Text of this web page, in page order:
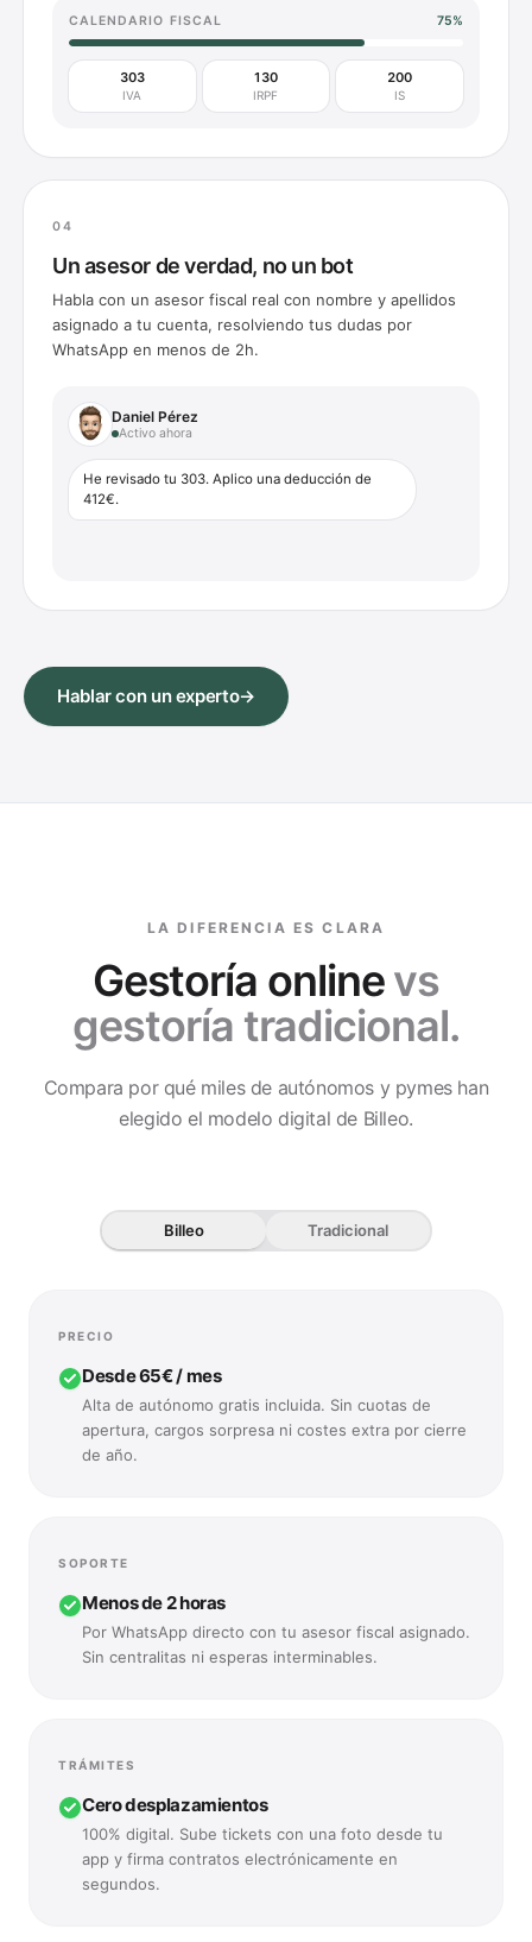
CALENDARIO FISCAL 75%
303
IVA
130
IRPF
200
IS
04
Un asesor de verdad, no un bot
Habla con un asesor fiscal real con nombre y apellidos
asignado a tu cuenta, resolviendo tus dudas por
WhatsApp en menos de 2h.
Daniel Pérez
Activo ahora
He revisado tu 303. Aplico una deducción de
412€.
Hablar con un experto→
LA DIFERENCIA ES CLARA
Gestoría onlinevs
gestoría tradicional.
Compara por qué miles de autónomos y pymes han
elegido el modelo digital de Billeo.
Billeo Tradicional
PRECIO
Desde 65€ / mes
Alta de autónomo gratis incluida. Sin cuotas de
apertura, cargos sorpresa ni costes extra por cierre
de año.
SOPORTE
Menos de 2 horas
Por WhatsApp directo con tu asesor fiscal asignado.
Sin centralitas ni esperas interminables.
TRÁMITES
Cero desplazamientos
100% digital. Sube tickets con una foto desde tu
app y firma contratos electrónicamente en
segundos.